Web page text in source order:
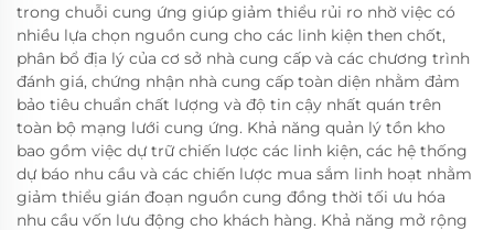
trong chuỗi cung ứng giúp giảm thiểu rủi ro nhờ việc có
nhiều lựa chọn nguồn cung cho các linh kiện then chốt,
phân bổ địa lý của cơ sở nhà cung cấp và các chương trình
đánh giá, chứng nhận nhà cung cấp toàn diện nhằm đảm
bảo tiêu chuẩn chất lượng và độ tin cậy nhất quán trên
toàn bộ mạng lưới cung ứng. Khả năng quản lý tồn kho
bao gồm việc dự trữ chiến lược các linh kiện, các hệ thống
dự báo nhu cầu và các chiến lược mua sắm linh hoạt nhằm
giảm thiểu gián đoạn nguồn cung đồng thời tối ưu hóa
nhu cầu vốn lưu động cho khách hàng. Khả năng mở rộng